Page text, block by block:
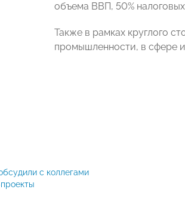
объема ВВП, 50%
Также в рамках круглого
промышленности, в сфере
с коллегами